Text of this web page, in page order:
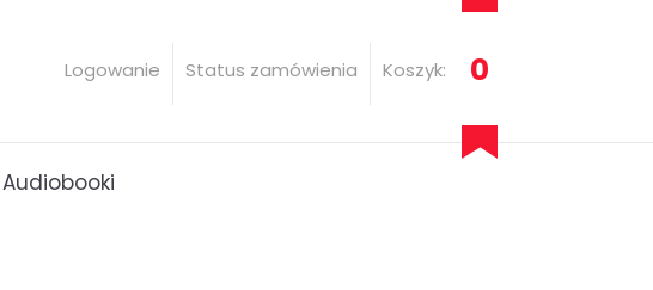
Logowanie Status zamówienia Koszyk: 0
Audiobooki